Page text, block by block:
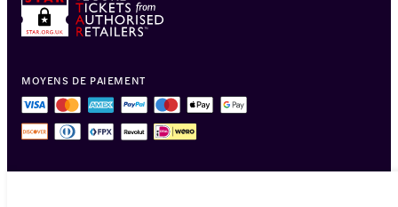
MOYENS DE PAIEMENT